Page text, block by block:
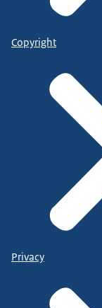
Copyright
Privacy